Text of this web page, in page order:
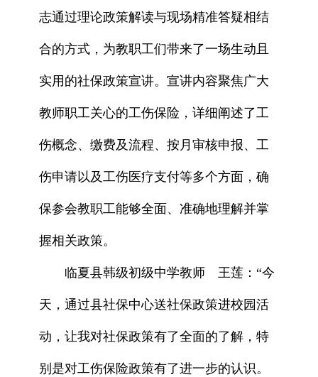
志通过理论政策解读与现场精准答疑相结
合的方式，为教职工们带来了一场生动且
实用的社保政策宣讲。宣讲内容聚焦广大
教师职工关心的工伤保险，详细阐述了工
伤概念、缴费及流程、按月审核申报、工
伤申请以及工伤医疗支付等多个方面，确
保参会教职工能够全面、准确地理解并掌
握相关政策。
临夏县韩级初级中学教师 王莲：“今
天，通过县社保中心送社保政策进校园活
动，让我对社保政策有了全面的了解，特
别是对工伤保险政策有了进一步的认识。